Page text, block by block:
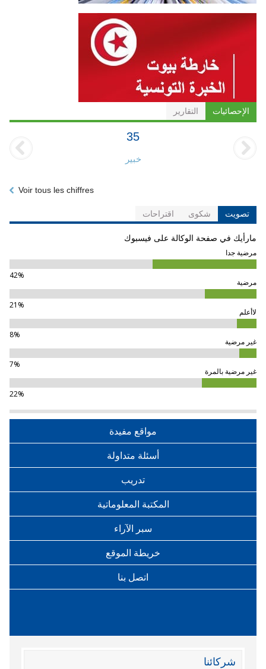
الإحصائيات التقارير
35
خبير
Voir tous les chiffres
تصويت شكوى اقتراحات
مارأيك في صفحة الوكالة على فيسبوك
مرضية جدا
42%
مرضية
21%
لاأعلم
8%
غير مرضية
7%
غير مرضية بالمرة
22%
مواقع مفيدة
أسئلة متداولة
تدريب
المكتبة المعلوماتية
سبر الآراء
خريطة الموقع
اتصل بنا
شركائنا